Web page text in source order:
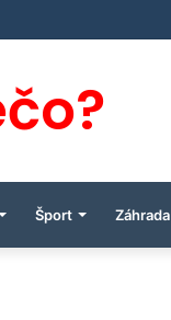
Šport Záhrada